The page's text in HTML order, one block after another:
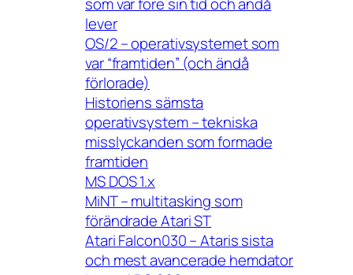
som var före sin tid och ändå
lever
OS/2 – operativsystemet som
var “framtiden” (och ändå
förlorade)
Historiens sämsta
operativsystem – tekniska
misslyckanden som formade
framtiden
MS DOS 1.x
MiNT – multitasking som
förändrade Atari ST
Atari Falcon030 – Ataris sista
och mest avancerade hemdator